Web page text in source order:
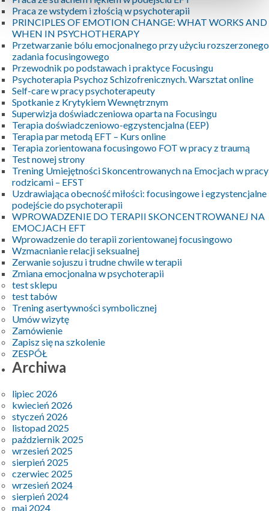
Praca ze wstydem i złością w psychoterapii
PRINCIPLES OF EMOTION CHANGE: WHAT WORKS AND
WHEN IN PSYCHOTHERAPY
Przetwarzanie bólu emocjonalnego przy użyciu rozszerzonego
zadania focusingowego
Przewodnik po podstawach i praktyce Focusingu
Psychoterapia Psychoz Schizofrenicznych. Warsztat online
Self-care w pracy psychoterapeuty
Spotkanie z Krytykiem Wewnętrznym
Superwizja doświadczeniowa oparta na Focusingu
Terapia doświadczeniowo-egzystencjalna (EEP)
Terapia par metodą EFT – Kurs online
Terapia zorientowana focusingowo FOT w pracy z traumą
Test nowej strony
Trening Umiejętności Skoncentrowanych na Emocjach w
rodzicami – EFST
Uzdrawiająca obecność miłości: focusingowe i egzystencjalne
podejście do psychoterapii
WPROWADZENIE DO TERAPII SKONCENTROWANEJ NA
EMOCJACH EFT
Wprowadzenie do terapii zorientowanej focusingowo
Wzmacnianie relacji seksualnej
Zerwanie sojuszu i trudne chwile w terapii
Zmiana emocjonalna w psychoterapii
test sklepu
test tabów
Trening asertywności symbolicznej
Umów wizytę
Zamówienie
Zapisz się na szkolenie
ZESPÓŁ
Archiwa
lipiec 2026
kwiecień 2026
styczeń 2026
listopad 2025
październik 2025
wrzesień 2025
sierpień 2025
czerwiec 2025
wrzesień 2024
sierpień 2024
maj 2024